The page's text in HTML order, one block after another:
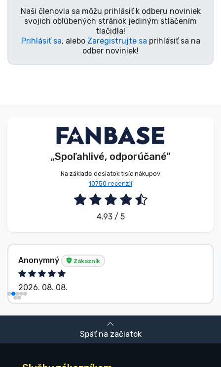
Naši členovia sa môžu prihlásiť k odberu noviniek
svojich obľúbených stránok jediným stlačením
tlačidla!
Prihlásiť sa, alebo Zaregistrujte sa prihlásiť sa na
odber noviniek!
„Spoľahlivé, odporúčané”
Na základe desiatok tisíc nákupov
10750 recenzií
4.93 / 5
Anonymný Zákazník
2026. 08. 08.
Späť na začiatok
Značky